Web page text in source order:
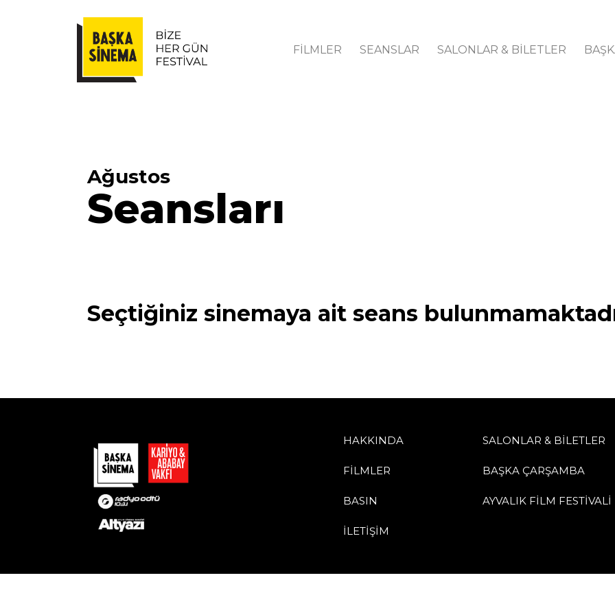
FİLMLER SEANSLAR SALONLAR & BİLETLER
Ağustos
Seansları
Seçtiğiniz sinemaya ait seans
HAKKINDA SALONLAR & BİLETLER
FİLMLER BAŞKA ÇARŞAMBA
BASIN AYVALIK FİLM FESTİVALİ
İLETİŞİM